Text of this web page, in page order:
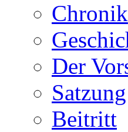
Chronik
Der
Satzung
Beitritt